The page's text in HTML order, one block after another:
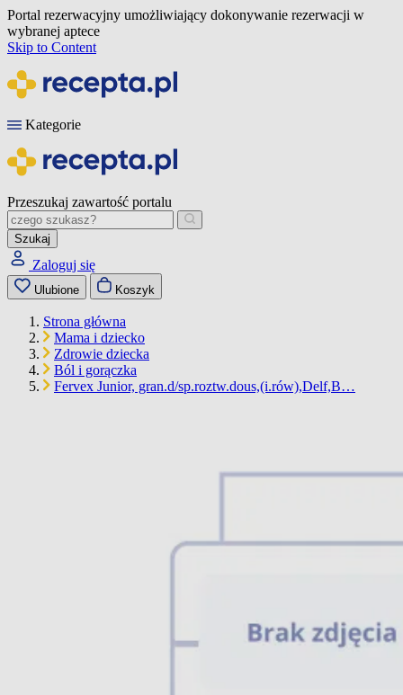
Portal rezerwacyjny umożliwiający dokonywanie rezerwacji w
wybranej aptece
Skip to Content
Kategorie
Przeszukaj zawartość portalu
Szukaj
Zaloguj się
Ulubione Koszyk
Strona główna
Mama i dziecko
Zdrowie dziecka
Ból i gorączka
Fervex Junior, gran.d/sp.roztw.dous,(i.rów),Delf,B…